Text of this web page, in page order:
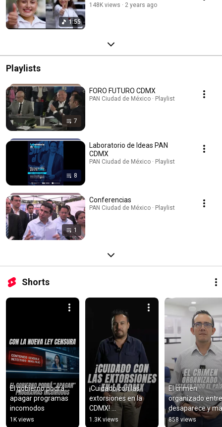
1:55
148K views 2 years ago
Playlists
7
FORO FUTURO CDMX
PAN Ciudad de México · Playlist
8
Laboratorio de Ideas PAN
CDMX
PAN Ciudad de México · Playlist
1
Conferencias
PAN Ciudad de México · Playlist
Shorts
El gobierno podrá
apagar programas
incomodos
1K views
¡Cuidado con las
extorsiones en la
CDMX!
#noalosabusos
1.3K views
El crimen
organizado
desaparece y
en total
858 views